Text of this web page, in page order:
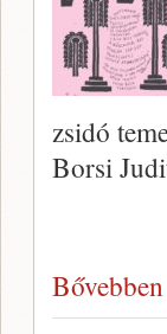
zsidó
Borsi
Bővebben